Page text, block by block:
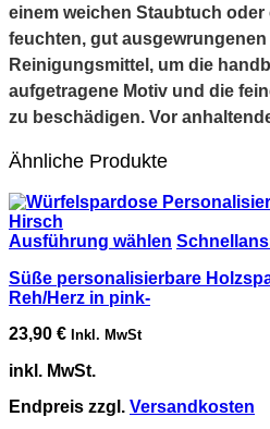
einem weichen Staubtuch oder
feuchten, gut
Reinigungsmittel, um die
aufgetragene Motiv und die
zu beschädigen. Vor
Ähnliche Produkte
Ausführung wählen
Süße personalisierbare
Reh/Herz in pink-
23,90 € Inkl. MwSt
inkl. MwSt.
Endpreis zzgl. Versandkosten